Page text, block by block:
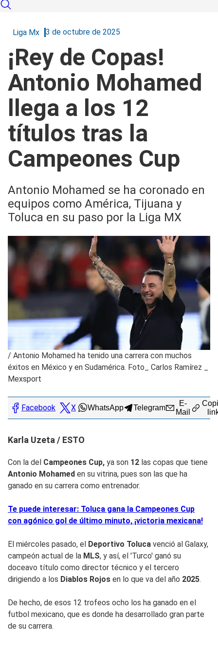
Liga Mx 3 de octubre de 2025
¡Rey de Copas!
Antonio Mohamed
llega a los 12
títulos tras la
Campeones Cup
Antonio Mohamed se ha coronado en
equipos como América, Tijuana y
Toluca en su paso por la Liga MX
/ Antonio Mohamed ha tenido una carrera con muchos
éxitos en México y en Sudamérica. Foto_ Carlos Ramírez _
Mexsport
Facebook X WhatsApp Telegram
E-
Mail
Karla Uzeta / ESTO
Con la del Campeones Cup, ya son 12 las copas que tiene
Antonio Mohamed en su vitrina, pues son las que ha
ganado en su carrera como entrenador.
Te puede interesar: Toluca gana la Campeones Cup
con agónico gol de último minuto, ¡victoria mexicana!
El miércoles pasado, el Deportivo Toluca venció al Galaxy,
campeón actual de la MLS, y así, el 'Turco' ganó su
doceavo título como director técnico y el tercero
dirigiendo a los Diablos Rojos en lo que va del año 2025.
De hecho, de esos 12 trofeos ocho los ha ganado en el
futbol mexicano, que es donde ha desarrollado gran parte
de su carrera.